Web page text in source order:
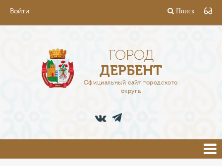
Войти Поиск
ГОРОД
ДЕРБЕНТ
Официальный сайт городского
округа
АДМИНИСТРАЦИЯ